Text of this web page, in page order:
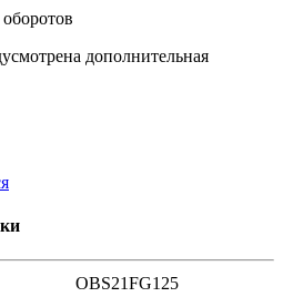
дополнительная
OBS21FG125